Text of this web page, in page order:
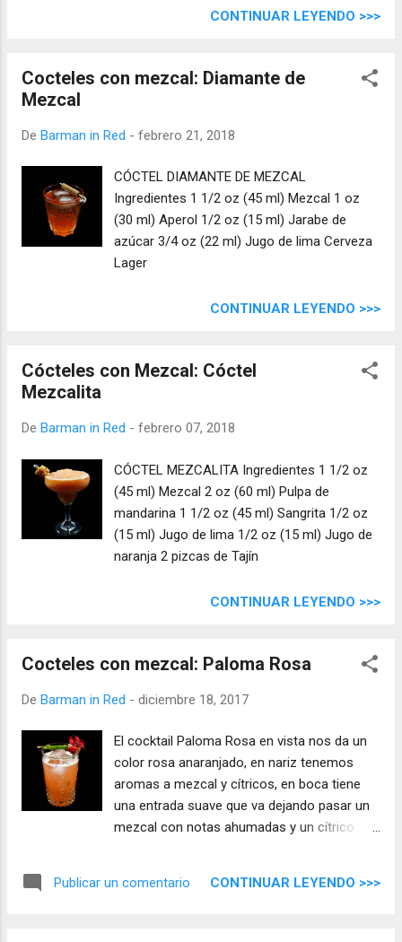
CONTINUAR LEYENDO >>>
Cocteles con mezcal: Diamante de
Mezcal
De Barman in Red - febrero 21, 2018
CÓCTEL DIAMANTE DE MEZCAL
Ingredientes 1 1/2 oz (45 ml) Mezcal 1 oz
(30 ml) Aperol 1/2 oz (15 ml) Jarabe de
azúcar 3/4 oz (22 ml) Jugo de lima Cerveza
Lager
CONTINUAR LEYENDO >>>
Cócteles con Mezcal: Cóctel
Mezcalita
De Barman in Red - febrero 07, 2018
CÓCTEL MEZCALITA Ingredientes 1 1/2 oz
(45 ml) Mezcal 2 oz (60 ml) Pulpa de
mandarina 1 1/2 oz (45 ml) Sangrita 1/2 oz
(15 ml) Jugo de lima 1/2 oz (15 ml) Jugo de
naranja 2 pizcas de Tajín
CONTINUAR LEYENDO >>>
Cocteles con mezcal: Paloma Rosa
De Barman in Red - diciembre 18, 2017
El cocktail Paloma Rosa en vista nos da un
color rosa anaranjado, en nariz tenemos
aromas a mezcal y cítricos, en boca tiene
una entrada suave que va dejando pasar un
mezcal con notas ahumadas y un cítrico
de un amargor tenue y muy agradable se
Publicar un comentario CONTINUAR LEYENDO >>>